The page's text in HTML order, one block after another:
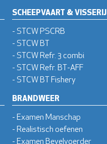
SCHEEPVAART & VISSERIJ
- STCW PSCRB
- STCW BT
- STCW Refr. 3 combi
- STCW Refr. BT-AFF
- STCW BT Fishery
BRANDWEER
- Examen Manschap
- Realistisch oefenen
- Examen Bevelvoerder